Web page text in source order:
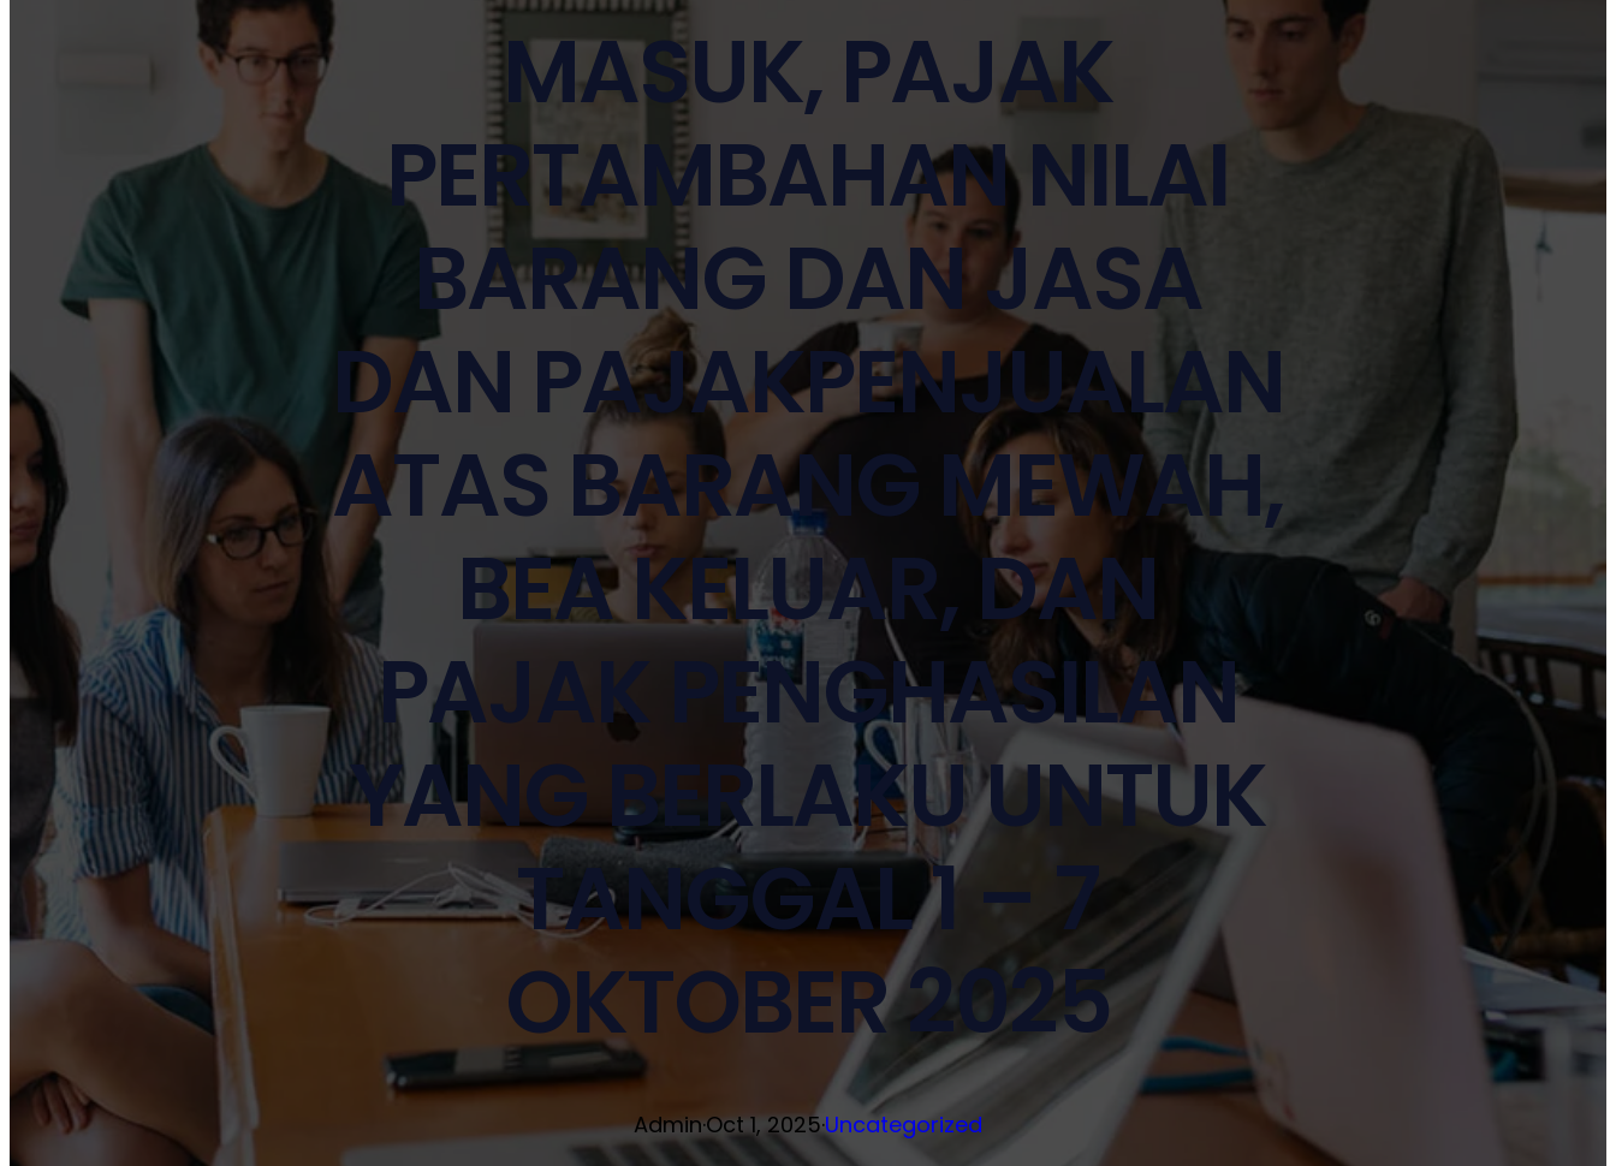
MASUK, PAJAK
PERTAMBAHAN NILAI
BARANG DAN JASA
DAN PAJAKPENJUALAN
ATAS BARANG MEWAH,
BEA KELUAR, DAN
PAJAK PENGHASILAN
YANG BERLAKU UNTUK
TANGGAL 1 – 7
OKTOBER 2025
Admin·Oct 1, 2025·Uncategorized